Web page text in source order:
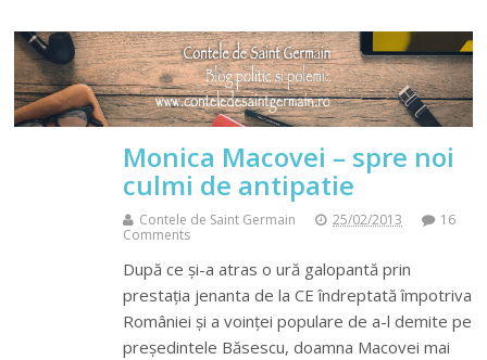
Monica Macovei – spre noi
culmi de antipatie
Contele de Saint Germain 25/02/2013
16
Comments
După ce și-a atras o ură galopantă prin
prestația jenanta de la CE îndreptată împotriva
României și a voinței populare de a-l demite pe
președintele Băsescu, doamna Macovei mai